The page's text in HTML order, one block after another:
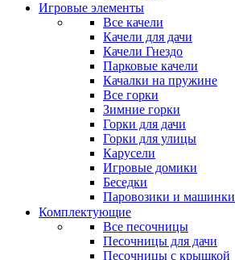
Игровые элементы
Все качели
Качели для дачи
Качели Гнездо
Парковые качели
Качалки на пружине
Все горки
Зимние горки
Горки для дачи
Горки для улицы
Карусели
Игровые домики
Беседки
Паровозики и машинки
Комплектующие
Все песочницы
Песочницы для дачи
Песочницы с крышкой